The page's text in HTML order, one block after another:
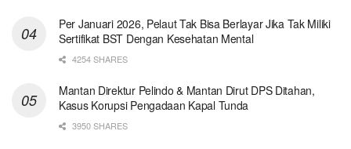
Per Januari 2026, Pelaut Tak Bisa Berlayar Jika Tak Miliki
Sertifikat BST Dengan Kesehatan Mental
4254 SHARES
Mantan Direktur Pelindo & Mantan Dirut DPS Ditahan,
Kasus Korupsi Pengadaan Kapal Tunda
3950 SHARES